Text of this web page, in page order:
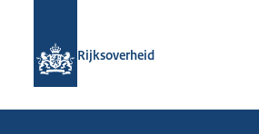
Rijksoverheid